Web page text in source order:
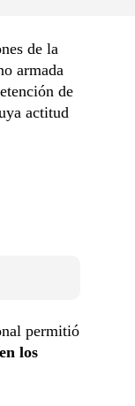
de la
armada
de
actitud
permitió
los